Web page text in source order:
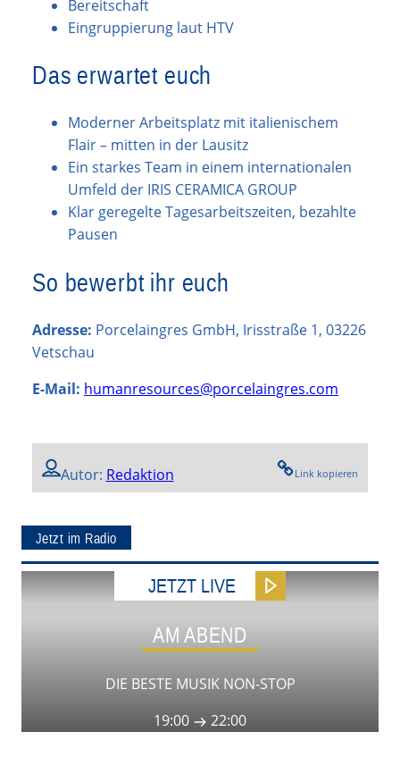
Bereitschaft
Eingruppierung laut HTV
Das erwartet euch
Moderner Arbeitsplatz mit italienischem
Flair – mitten in der Lausitz
Ein starkes Team in einem internationalen
Umfeld der IRIS CERAMICA GROUP
Klar geregelte Tagesarbeitszeiten, bezahlte
Pausen
So bewerbt ihr euch
Adresse: Porcelaingres GmbH, Irisstraße 1, 03226
Vetschau
E-Mail: humanresources@porcelaingres.com
Autor: Redaktion Link kopieren
Jetzt im Radio
JETZT LIVE
AM ABEND
DIE BESTE MUSIK NON-STOP
19:00
22:00